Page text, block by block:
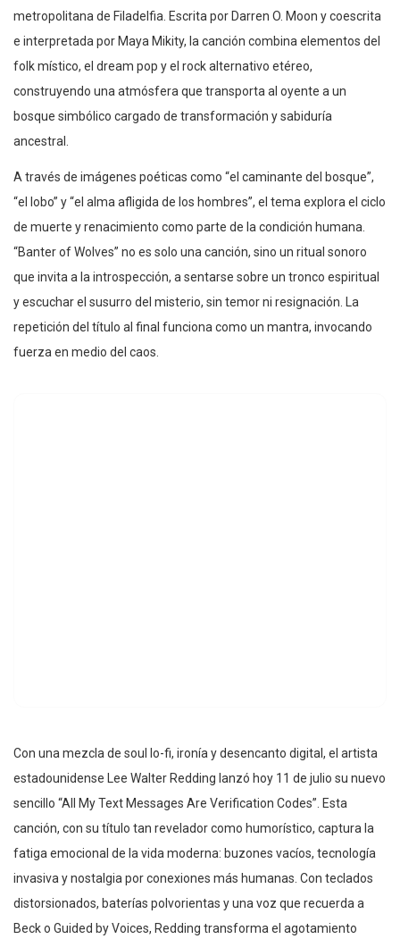
metropolitana de Filadelfia. Escrita por Darren O. Moon y coescrita
e interpretada por Maya Mikity, la canción combina elementos del
folk místico, el dream pop y el rock alternativo etéreo,
construyendo una atmósfera que transporta al oyente a un
bosque simbólico cargado de transformación y sabiduría
ancestral.
A través de imágenes poéticas como “el caminante del bosque”,
“el lobo” y “el alma afligida de los hombres”, el tema explora el ciclo
de muerte y renacimiento como parte de la condición humana.
“Banter of Wolves” no es solo una canción, sino un ritual sonoro
que invita a la introspección, a sentarse sobre un tronco espiritual
y escuchar el susurro del misterio, sin temor ni resignación. La
repetición del título al final funciona como un mantra, invocando
fuerza en medio del caos.
Con una mezcla de soul lo-fi, ironía y desencanto digital, el artista
estadounidense Lee Walter Redding lanzó hoy 11 de julio su nuevo
sencillo “All My Text Messages Are Verification Codes”. Esta
canción, con su título tan revelador como humorístico, captura la
fatiga emocional de la vida moderna: buzones vacíos, tecnología
invasiva y nostalgia por conexiones más humanas. Con teclados
distorsionados, baterías polvorientas y una voz que recuerda a
Beck o Guided by Voices, Redding transforma el agotamiento